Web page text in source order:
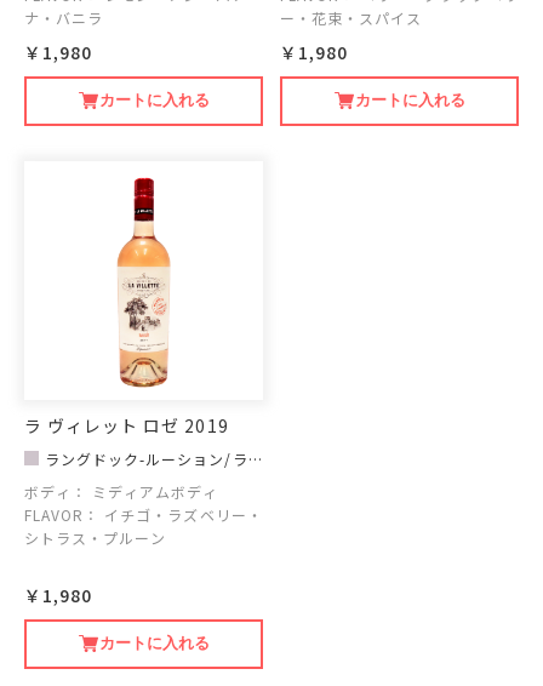
ナ・バニラ
￥1,980
カートに入れる
ー・花束・スパイス
￥1,980
カートに入れる
ラ ヴィレット ロゼ 2019
ラングドック-ルーション/ラ
ヴィレット
ボディ：
ミディアムボディ
FLAVOR：
イチゴ・ラズベリー・
シトラス・プルーン
￥1,980
カートに入れる